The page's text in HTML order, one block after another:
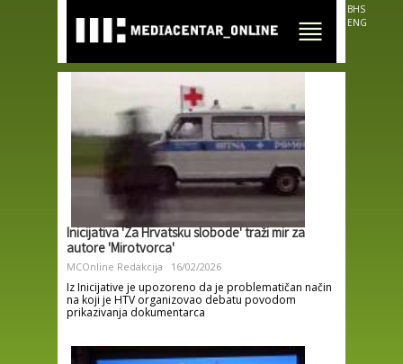
main
content
BHS
ENG
Inicijativa 'Za Hrvatsku slobode' traži mir za
autore 'Mirotvorca'
MCOnline Redakcija 16/02/2026
Iz Inicijative je upozoreno da je problematičan način
na koji je HTV organizovao debatu povodom
prikazivanja dokumentarca